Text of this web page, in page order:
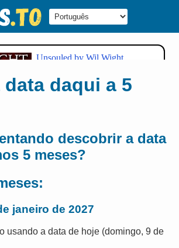
data daqui a 5
descobrir a data
5 meses?
janeiro de 2027
usando a data de hoje (domingo, 9 de